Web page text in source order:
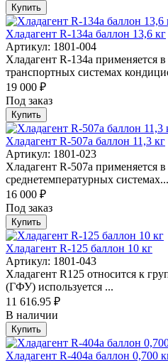
Купить
Хладагент R-134а баллон 13,6 кг
Артикул: 1801-004
Хладагент R-134a применяется
транспортных системах
19 000 ₽
Под заказ
Купить
Хладагент R-507a баллон 11,3 кг
Артикул: 1801-023
Хладагент R-507a применяется
среднетемпературных системах...
16 000 ₽
Под заказ
Купить
Хладагент R-125 баллон 10 кг
Артикул: 1801-043
Хладагент R125 относится к
(ГФУ) используется ...
11 616.95 ₽
В наличии
Купить
Хладагент R-404а баллон 0,700